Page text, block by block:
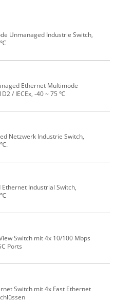
& WLAN
Unmanaged Industrie Switch,
Ethernet Multimode
/ IECEx, -40 ~ 75 ℃
Netzwerk Industrie Switch,
Industrial Switch,
Switch mit 4x 10/100 Mbps
Ports
Switch mit 4x Fast Ethernet